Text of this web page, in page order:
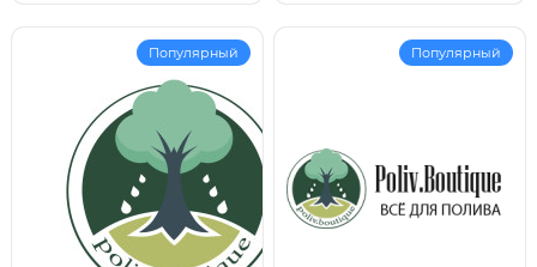
Популярный Популярный